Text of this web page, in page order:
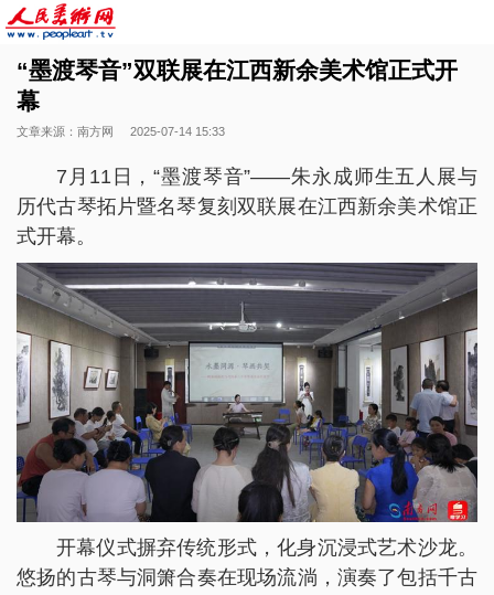
“墨渡琴音”双联展在江西新余美术馆正式开
幕
文章来源：南方网 2025-07-14 15:33
7月11日，“墨渡琴音”——朱永成师生五人展与
历代古琴拓片暨名琴复刻双联展在江西新余美术馆正
式开幕。
开幕仪式摒弃传统形式，化身沉浸式艺术沙龙。
悠扬的古琴与洞箫合奏在现场流淌，演奏了包括千古